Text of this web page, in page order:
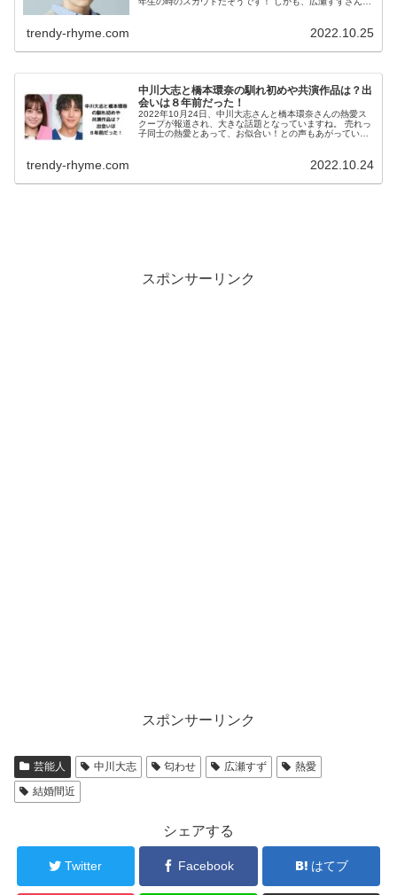
trendy-rhyme.com 2022.10.25
中川大志と橋本環奈の馴れ初めや共演作品は？出
会いは８年前だった！
2022年10月24日、中川大志さんと橋本環奈さんの熱愛ス
クープが報道され、大きな話題となっていますね。 売れっ
子同士の熱愛とあって、お似合い！との声もあがっていま
trendy-rhyme.com 2022.10.24
スポンサーリンク
スポンサーリンク
芸能人 中川大志 匂わせ 広瀬すず
熱愛
結婚間近
シェアする
Twitter Facebook はてブ